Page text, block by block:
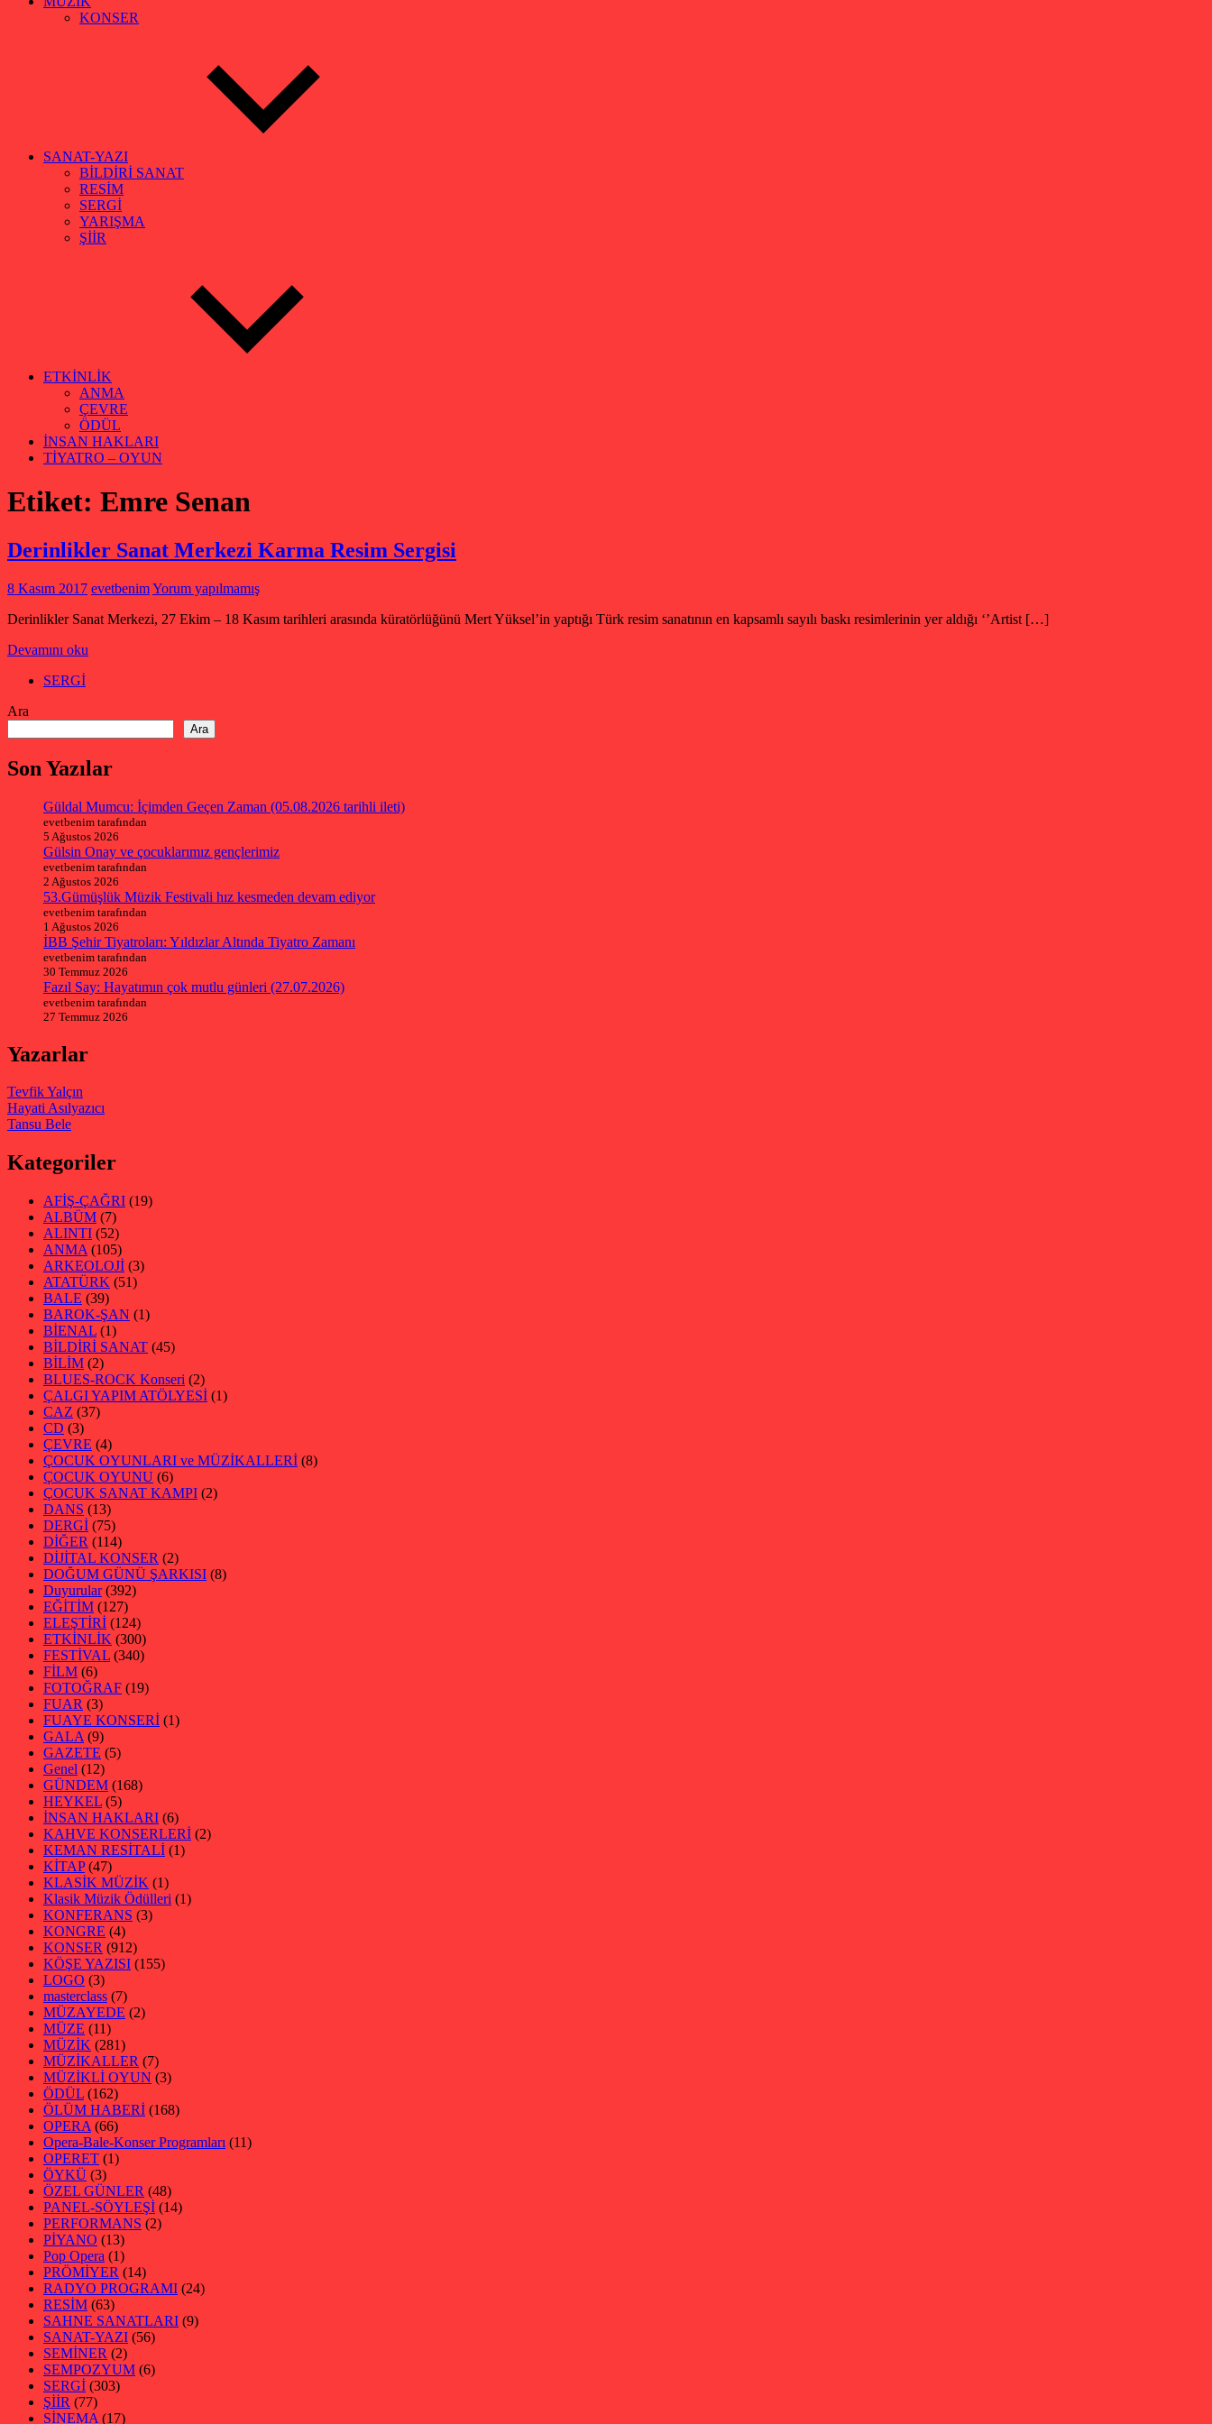
KONSER
SANAT-YAZI
BİLDİRİ SANAT
RESİM
SERGİ
YARIŞMA
ŞİİR
ETKİNLİK
ANMA
ÇEVRE
ÖDÜL
İNSAN HAKLARI
TİYATRO – OYUN
Etiket: Emre Senan
Derinlikler Sanat Merkezi Karma Resim Sergisi
8 Kasım 2017 evetbenimYorum yapılmamış
Derinlikler Sanat Merkezi, 27 Ekim – 18 Kasım tarihleri arasında küratörlüğünü Mert Yüksel’in yaptığı Türk resim sanatının en kapsamlı sayılı baskı resimlerinin yer aldığı ‘’Artist […]
Devamını oku
SERGİ
Ara
Ara
Son Yazılar
Güldal Mumcu: İçimden Geçen Zaman (05.08.2026 tarihli ileti)
evetbenim tarafından
5 Ağustos 2026
Gülsin Onay ve çocuklarımız gençlerimiz
evetbenim tarafından
2 Ağustos 2026
53.Gümüşlük Müzik Festivali hız kesmeden devam ediyor
evetbenim tarafından
1 Ağustos 2026
İBB Şehir Tiyatroları: Yıldızlar Altında Tiyatro Zamanı
evetbenim tarafından
30 Temmuz 2026
Fazıl Say: Hayatımın çok mutlu günleri (27.07.2026)
evetbenim tarafından
27 Temmuz 2026
Yazarlar
Tevfik Yalçın
Hayati Asılyazıcı
Tansu Bele
Kategoriler
AFİŞ-ÇAĞRI (19)
ALBÜM (7)
ALINTI (52)
ANMA (105)
ARKEOLOJİ (3)
ATATÜRK (51)
BALE (39)
BAROK-ŞAN (1)
BİENAL (1)
BİLDİRİ SANAT (45)
BİLİM (2)
BLUES-ROCK Konseri (2)
ÇALGI YAPIM ATÖLYESİ (1)
CAZ (37)
CD (3)
ÇEVRE (4)
ÇOCUK OYUNLARI ve MÜZİKALLERİ (8)
ÇOCUK OYUNU (6)
ÇOCUK SANAT KAMPI (2)
DANS (13)
DERGİ (75)
DİĞER (114)
DİJİTAL KONSER (2)
DOĞUM GÜNÜ ŞARKISI (8)
Duyurular(392)
EĞİTİM (127)
ELEŞTİRİ (124)
ETKİNLİK (300)
FESTİVAL (340)
FİLM (6)
FOTOĞRAF (19)
FUAR (3)
FUAYE KONSERİ (1)
GALA (9)
GAZETE (5)
Genel (12)
GÜNDEM (168)
HEYKEL (5)
İNSAN HAKLARI (6)
KAHVE KONSERLERİ (2)
KEMAN RESİTALİ (1)
KİTAP(47)
KLASİK MÜZİK (1)
Klasik Müzik Ödülleri (1)
KONFERANS (3)
KONGRE (4)
KONSER (912)
KÖŞE YAZISI (155)
LOGO (3)
masterclass (7)
MÜZAYEDE (2)
MÜZE (11)
MÜZİK (281)
MÜZİKALLER (7)
MÜZİKLİ OYUN (3)
ÖDÜL (162)
ÖLÜM HABERİ (168)
OPERA (66)
Opera-Bale-Konser Programları (11)
OPERET (1)
ÖYKÜ (3)
ÖZEL GÜNLER (48)
PANEL-SÖYLEŞİ (14)
PERFORMANS (2)
PİYANO (13)
Pop Opera (1)
PRÖMİYER (14)
RADYO PROGRAMI (24)
RESİM (63)
SAHNE SANATLARI (9)
SANAT-YAZI (56)
SEMİNER (2)
SEMPOZYUM (6)
SERGİ (303)
ŞİİR (77)
SİNEMA (17)